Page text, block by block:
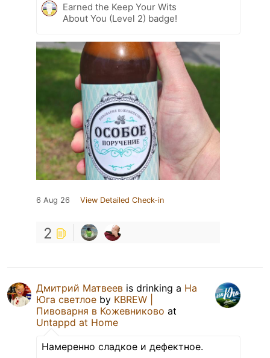
Earned the Keep Your Wits
About You (Level 2) badge!
6 Aug 26 View Detailed Check-in
2
Дмитрий Матвеев is drinking a На
Юга светлое by KBREW |
Пивоварня в Кожевниково at
Untappd at Home
Намеренно сладкое и дефектное.